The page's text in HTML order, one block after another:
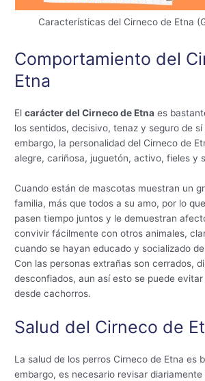
Características del Cirneco de Etna
Comportamiento del
Etna
Elcarácter del Cirneco de Etna es
los sentidos, decisivo, tenaz y seguro de sí
embargo, la personalidad del Cirneco de
alegre, cariñosa, juguetón, activo, fieles y
Cuando están de mascotas muestran un
familia, más que todos a su amo, por lo
pasen tiempo juntos y le demuestran
convivir fácilmente con otros animales,
cuando se hayan educado y socializado
Con las personas extrañas son cerrados,
desconfiados, aun así esto se puede
desde cachorros.
Salud del Cirneco de
La salud de los perros Cirneco de Etna es
embargo, es necesario revisar diariamente